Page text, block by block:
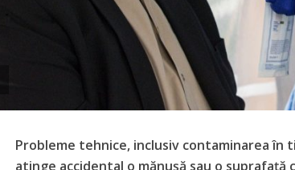
Probleme tehnice, inclusiv contaminarea în
atinge accidental o mănușă sau o